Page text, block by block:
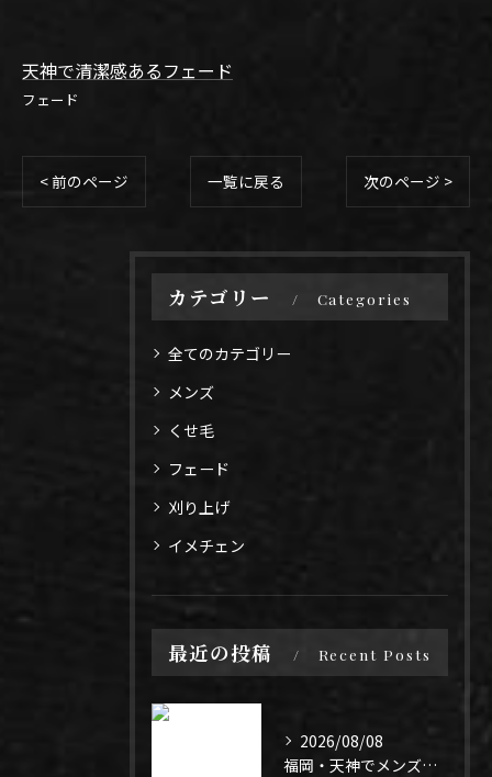
天神で清潔感あるフェード
フェード
< 前のページ 一覧に戻る 次のページ >
カテゴリー Categories
全てのカテゴリー
メンズ
くせ毛
フェード
刈り上げ
イメチェン
最近の投稿 Recent Posts
2026/08/08
福岡・天神でメンズパーマ迷ってる人✂️